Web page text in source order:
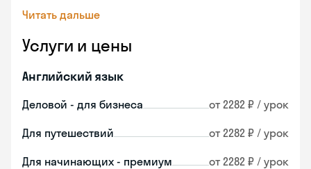
Читать дальше
Услуги и цены
Английский язык
Деловой - для бизнеса от 2282 ₽ / урок
Для путешествий от 2282 ₽ / урок
Для начинающих - премиум от 2282 ₽ / урок